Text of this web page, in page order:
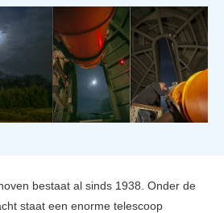
bestaat al sinds 1938. Onder de
staat een enorme telescoop